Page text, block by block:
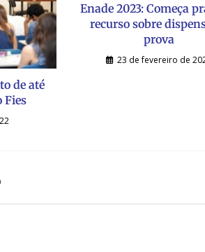
de até
Fies
Enade 2023: Começa
recurso sobre
prova
23 de fevereiro de